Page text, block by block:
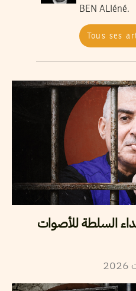
BEN ALIéné.
Tous ses
السلطة للأصوات
2026